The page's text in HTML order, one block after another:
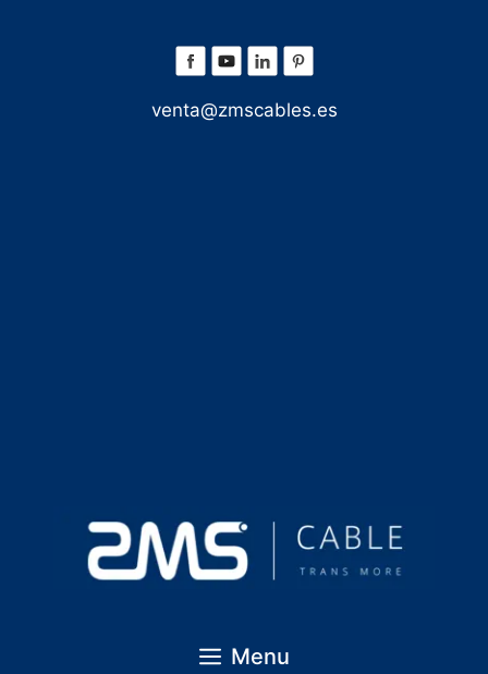
venta@zmscables.es
Menu